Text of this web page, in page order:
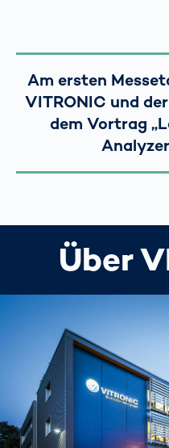
Am ersten
VITRONIC und
dem Vortrag
Über